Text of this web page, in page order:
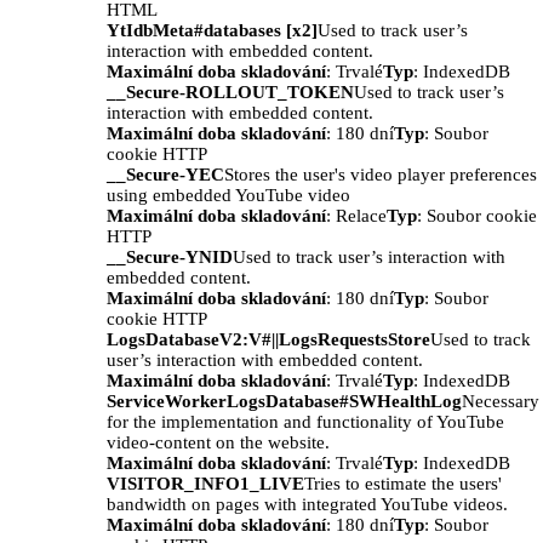
HTML
YtIdbMeta#databases [x2]Used to track user’s
interaction with embedded content.
Maximální doba skladování: TrvaléTyp: IndexedDB
__Secure-ROLLOUT_TOKENUsed to track user’s
interaction with embedded content.
Maximální doba skladování: 180 dníTyp: Soubor
cookie HTTP
__Secure-YECStores the user's video player preferences
using embedded YouTube video
Maximální doba skladování: RelaceTyp: Soubor cookie
HTTP
__Secure-YNIDUsed to track user’s interaction with
embedded content.
Maximální doba skladování: 180 dníTyp: Soubor
cookie HTTP
LogsDatabaseV2:V#||LogsRequestsStoreUsed to track
user’s interaction with embedded content.
Maximální doba skladování: TrvaléTyp: IndexedDB
ServiceWorkerLogsDatabase#SWHealthLogNecessary
for the implementation and functionality of YouTube
video-content on the website.
Maximální doba skladování: TrvaléTyp: IndexedDB
VISITOR_INFO1_LIVETries to estimate the users'
bandwidth on pages with integrated YouTube videos.
Maximální doba skladování: 180 dníTyp: Soubor